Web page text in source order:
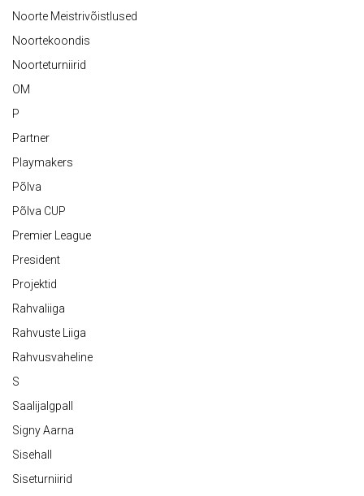
Noorte Meistrivõistlused
Noortekoondis
Noorteturniirid
OM
P
Partner
Playmakers
Põlva
Põlva CUP
Premier League
President
Projektid
Rahvaliiga
Rahvuste Liiga
Rahvusvaheline
S
Saalijalgpall
Signy Aarna
Sisehall
Siseturniirid